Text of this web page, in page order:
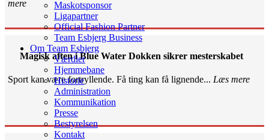
Maskotsponsor
Ligapartner
Official Fashion Partner
Team Esbjerg Business
Om Team Esbjerg
Værdier
Hjemmebane
Historie
Administration
Kommunikation
Presse
Bestyrelsen
Kontakt
mere
Magisk aften i Blue Water Dokken sikrer mesterskabet
Sport kan være fortryllende. Få ting kan få lignende... Læs mere